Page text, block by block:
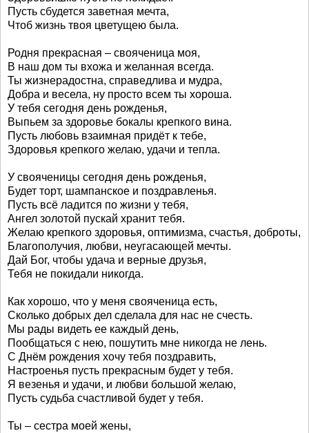
Пусть сбудется заветная мечта,
Чтоб жизнь твоя цветущею была.
Родня прекрасная – свояченица моя,
В наш дом ты вхожа и желанная всегда.
Ты жизнерадостна, справедлива и мудра,
Добра и весела, ну просто всем ты хороша.
У тебя сегодня день рожденья,
Выпьем за здоровье бокалы крепкого вина.
Пусть любовь взаимная придёт к тебе,
Здоровья крепкого желаю, удачи и тепла.
У свояченицы сегодня день рожденья,
Будет торт, шампанское и поздравленья.
Пусть всё ладится по жизни у тебя,
Ангел золотой пускай хранит тебя.
Желаю крепкого здоровья, оптимизма, счастья, доброты,
Благополучия, любви, неугасающей мечты.
Дай Бог, чтобы удача и верные друзья,
Тебя не покидали никогда.
Как хорошо, что у меня свояченица есть,
Сколько добрых дел сделала для нас не счесть.
Мы рады видеть ее каждый день,
Пообщаться с нею, пошутить мне никогда не лень.
С Днём рождения хочу тебя поздравить,
Настроенья пусть прекрасным будет у тебя.
Я везенья и удачи, и любви большой желаю,
Пусть судьба счастливой будет у тебя.
Ты – сестра моей жены,